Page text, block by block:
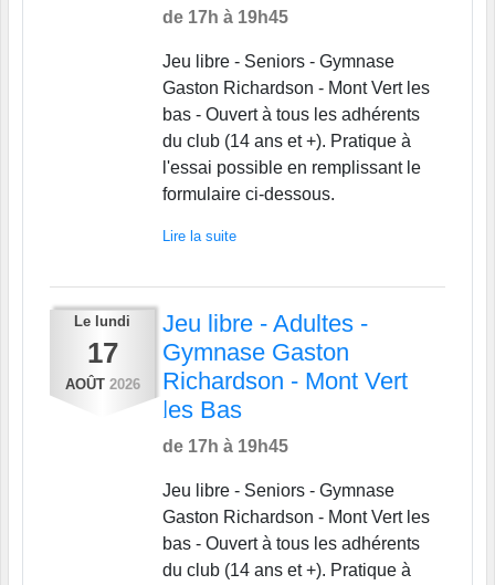
de 17h à 19h45
Jeu libre - Seniors - Gymnase
Gaston Richardson - Mont Vert les
bas - Ouvert à tous les adhérents
du club (14 ans et +). Pratique à
l'essai possible en remplissant le
formulaire ci-dessous.
Lire la suite
Le lundi
17
AOÛT 2026
Jeu libre - Adultes -
Gymnase Gaston
Richardson - Mont Vert
les Bas
de 17h à 19h45
Jeu libre - Seniors - Gymnase
Gaston Richardson - Mont Vert les
bas - Ouvert à tous les adhérents
du club (14 ans et +). Pratique à